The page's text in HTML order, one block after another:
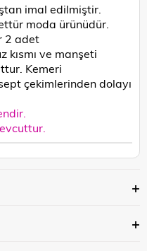
imal edilmiştir.
moda ürünüdür.
2 adet
kısmı ve manşeti
Kemeri
çekimlerinden dolayı